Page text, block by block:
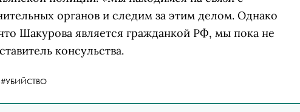
органов и следим за этим делом. Однако
Шакурова является гражданкой РФ, мы пока не
консульства.
#УБИЙСТВО